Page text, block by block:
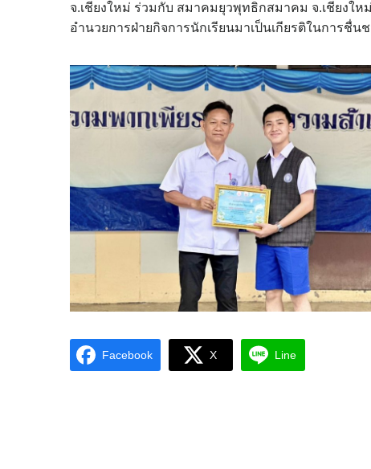
จ.เชียงใหม่ ร่วมกับ สมาคมยุวพุทธิกสมาคม จ.เชียงใ
อำนวยการฝ่ายกิจการนักเรียนมาเป็นเกียรติในการชื่น
Facebook X Line